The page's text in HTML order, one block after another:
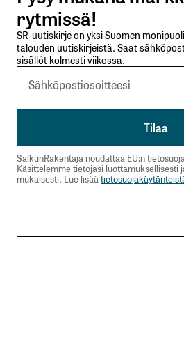
rytmissä!
SR-uutiskirje on yksi Suomen
talouden uutiskirjeistä. Saat
sisällöt kolmesti viikossa.
SalkunRakentaja noudattaa EU:n
Käsittelemme tietojasi luottamuksellisesti
mukaisesti. Lue lisää